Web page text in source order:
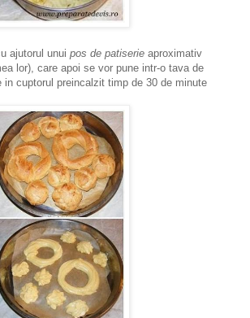
ajutorul unui pos de patiserie aproximativ
lor), care apoi se vor pune intr-o tava de
cuptorul preincalzit timp de 30 de minute